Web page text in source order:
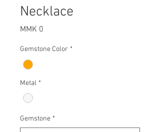
Necklace
MMK 0
Gemstone Color *
Metal *
Gemstone *